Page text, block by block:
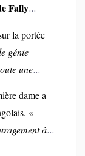
Fally
couleurs
au
pour cette
la portée
génie
une
tout en
de
dame a
«
à